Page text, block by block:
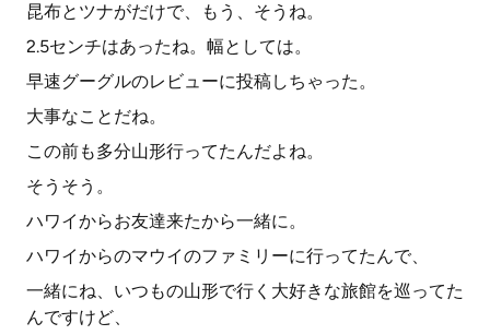
昆布とツナがだけで、もう、そうね。
2.5センチはあったね。幅としては。
早速グーグルのレビューに投稿しちゃった。
大事なことだね。
この前も多分山形行ってたんだよね。
そうそう。
ハワイからお友達来たから一緒に。
ハワイからのマウイのファミリーに行ってたんで、
一緒にね、いつもの山形で行く大好きな旅館を巡ってた
んですけど、